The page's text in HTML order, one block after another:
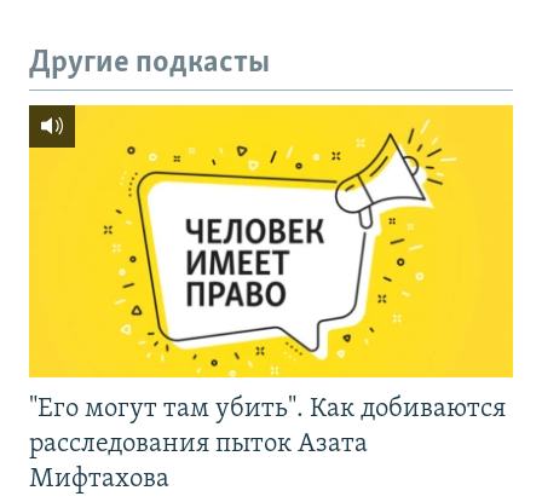
Другие подкасты
"Его могут там убить". Как добиваются
расследования пыток Азата
Мифтахова